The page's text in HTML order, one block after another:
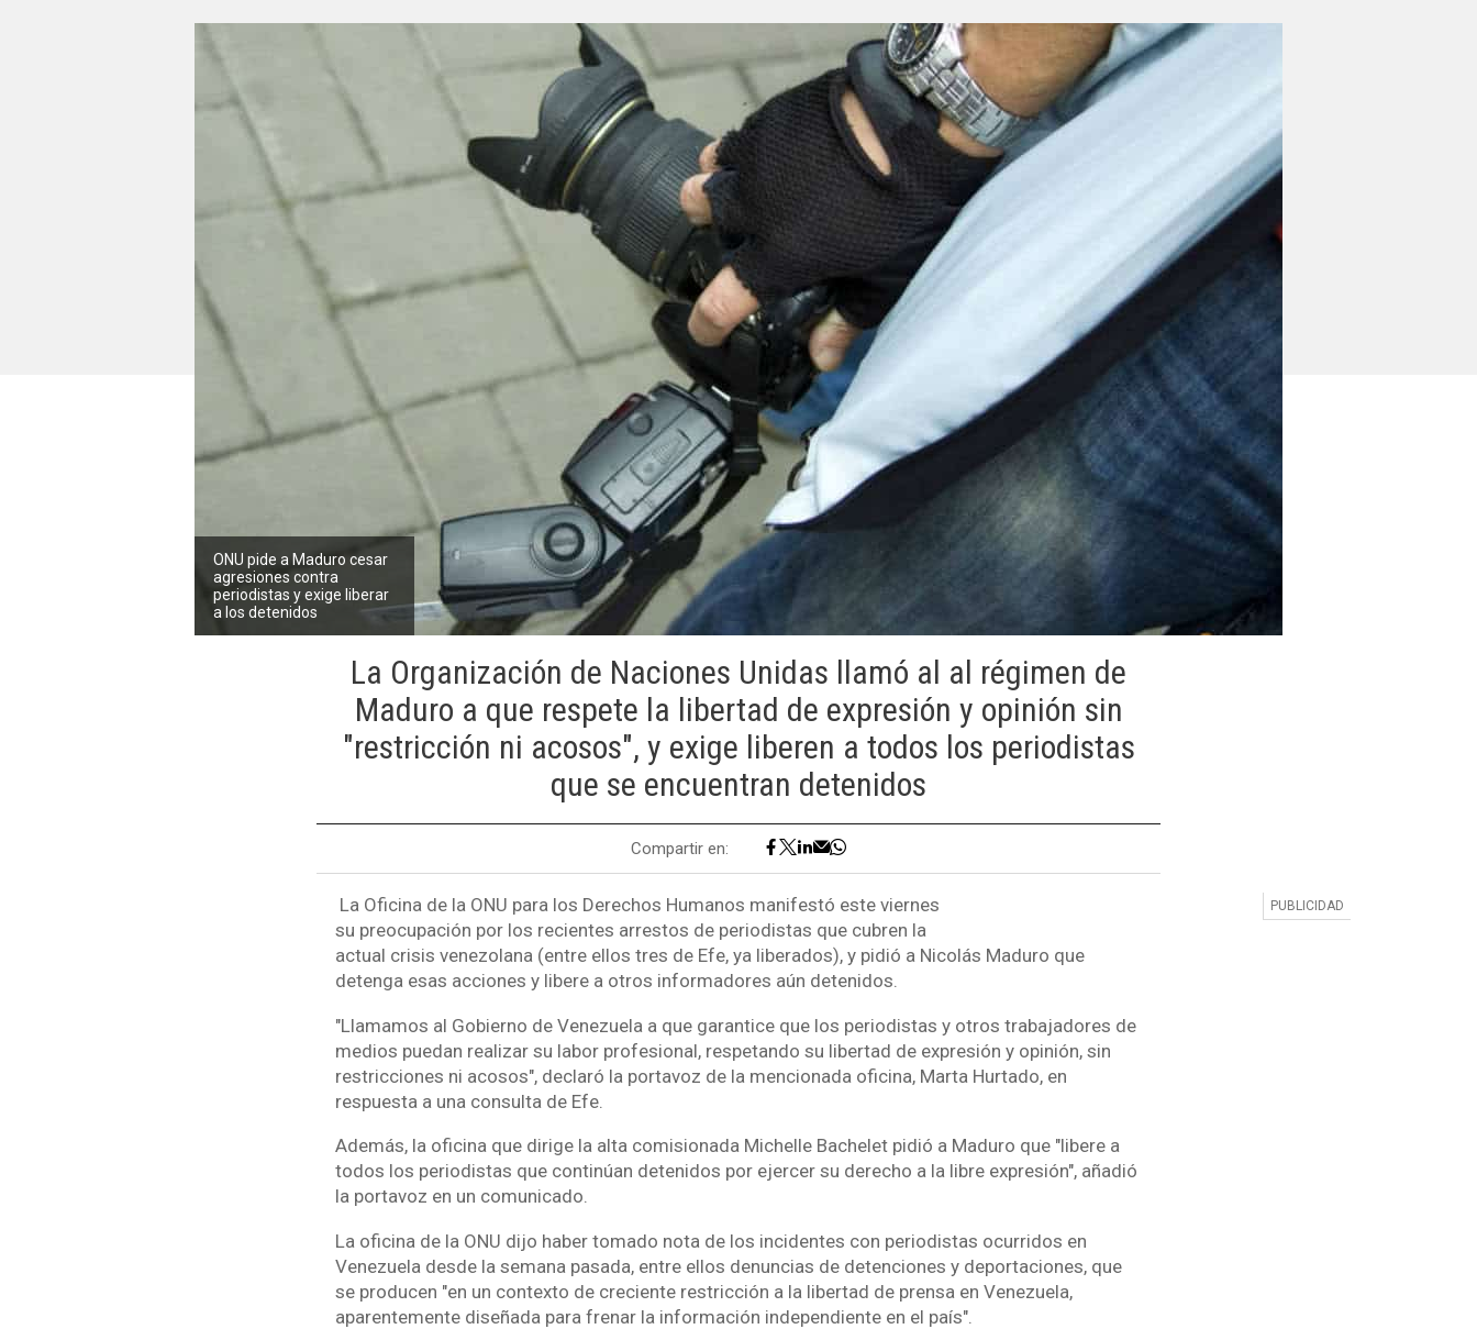
ONU pide a Maduro cesar
agresiones contra
periodistas y exige liberar
a los detenidos
La Organización de Naciones Unidas llamó al al régimen de
Maduro a que respete la libertad de expresión y opinión sin
"restricción ni acosos", y exige liberen a todos los periodistas
que se encuentran detenidos
Compartir en:
La Oficina de la ONU para los Derechos Humanos manifestó este viernes
su preocupación por los recientes arrestos de periodistas que cubren la
actual crisis venezolana (entre ellos tres de Efe, ya liberados), y pidió a Nicolás Maduro que
detenga esas acciones y libere a otros informadores aún detenidos.
"Llamamos al Gobierno de Venezuela a que garantice que los periodistas y otros trabajadores de
medios puedan realizar su labor profesional, respetando su libertad de expresión y opinión, sin
restricciones ni acosos", declaró la portavoz de la mencionada oficina, Marta Hurtado, en
respuesta a una consulta de Efe.
Además, la oficina que dirige la alta comisionada Michelle Bachelet pidió a Maduro que "libere a
todos los periodistas que continúan detenidos por ejercer su derecho a la libre expresión", añadió
la portavoz en un comunicado.
La oficina de la ONU dijo haber tomado nota de los incidentes con periodistas ocurridos en
Venezuela desde la semana pasada, entre ellos denuncias de detenciones y deportaciones, que
se producen "en un contexto de creciente restricción a la libertad de prensa en Venezuela,
aparentemente diseñada para frenar la información independiente en el país".